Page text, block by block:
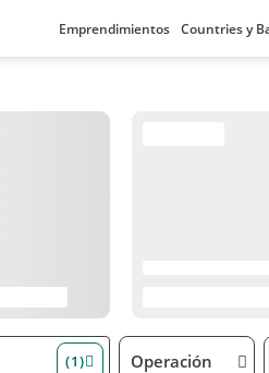
Emprendimientos Countries y
(1) Operación